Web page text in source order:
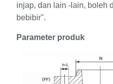
injap, dan lain -lain, boleh
bebibir".
Parameter produk